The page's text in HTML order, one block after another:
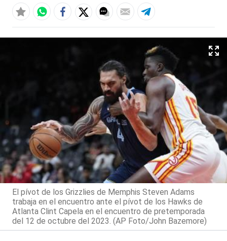
El pívot de los Grizzlies de Memphis Steven Adams
trabaja en el encuentro ante el pívot de los Hawks de
Atlanta Clint Capela en el encuentro de pretemporada
del 12 de octubre del 2023. (AP Foto/John Bazemore)